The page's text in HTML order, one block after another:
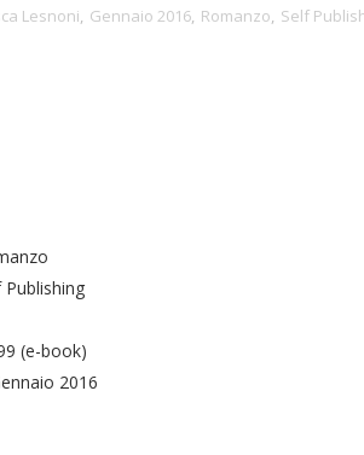
Lesnoni, Gennaio 2016, Romanzo, Self
Publishing
(e-book)
2016